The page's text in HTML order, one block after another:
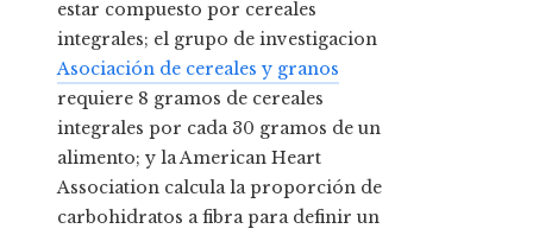
estar compuesto por cereales
integrales; el grupo de investigacion
Asociación de cereales y granos
requiere 8 gramos de cereales
integrales por cada 30 gramos de un
alimento; y la American Heart
Association calcula la proporción de
carbohidratos a fibra para definir un